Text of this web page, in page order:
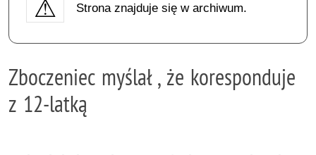
Strona znajduje się w archiwum.
Zboczeniec myślał , że koresponduje
z 12-latką